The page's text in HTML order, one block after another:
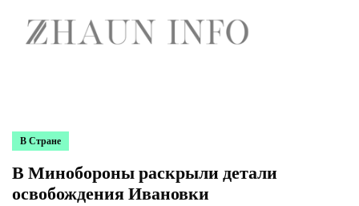
В Стране
В Минобороны раскрыли детали
освобождения Ивановки